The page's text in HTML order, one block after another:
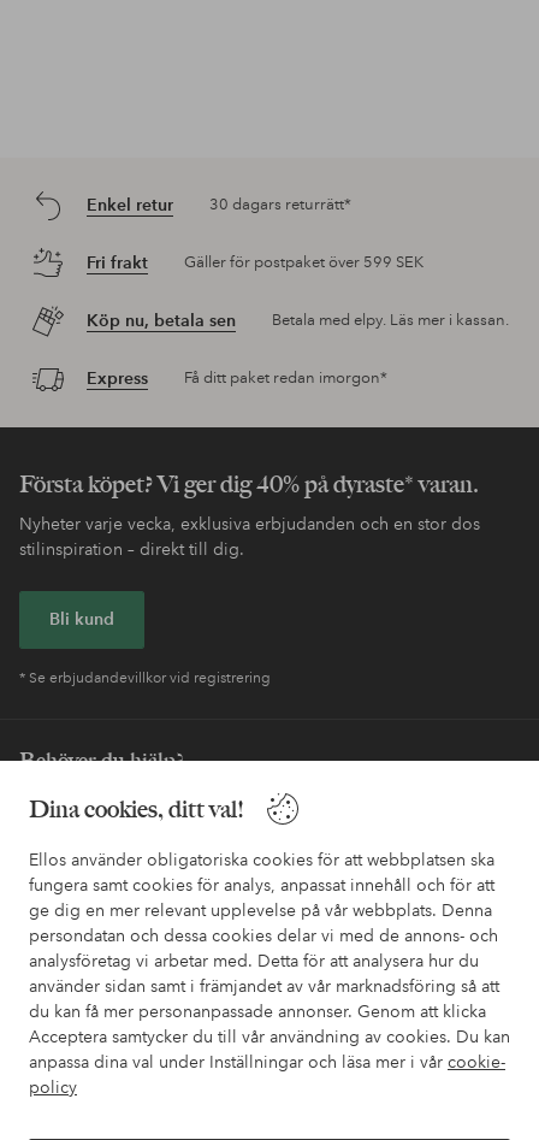
Dina cookies, ditt val!
Ellos använder obligatoriska cookies för att webbplatsen ska
fungera samt cookies för analys, anpassat innehåll och för att
ge dig en mer relevant upplevelse på vår webbplats. Denna
persondatan och dessa cookies delar vi med de annons- och
analysföretag vi arbetar med. Detta för att analysera hur du
använder sidan samt i främjandet av vår marknadsföring så att
du kan få mer personanpassade annonser. Genom att klicka
Acceptera samtycker du till vår användning av cookies. Du kan
anpassa dina val under Inställningar och läsa mer i vår cookie-
policy
Enkel retur 30 dagars returrätt*
Fri frakt Gäller för postpaket över 599 SEK
Köp nu, betala sen Betala med elpy. Läs mer i kassan.
Express Få ditt paket redan imorgon*
Första köpet? Vi ger dig 40% på dyraste* varan.
Nyheter varje vecka, exklusiva erbjudanden och en stor dos
stilinspiration – direkt till dig.
Bli kund
* Se erbjudandevillkor vid registrering
Behöver du hjälp?
I vår FAQ hittar du svaren på de vanligaste frågorna. Här finns
också information om hur du enklast kontaktar oss.
Kundservice Beställning Betalsätt
Mina sidor
Om Ellos